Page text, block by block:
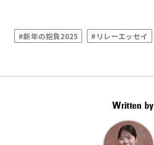
#新年の抱負2025 #リレーエッセイ
Written by